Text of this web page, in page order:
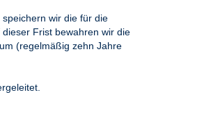
wir die für die
Frist bewahren wir die
(regelmäßig zehn Jahre